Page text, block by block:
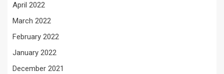
April 2022
March 2022
February 2022
January 2022
December 2021